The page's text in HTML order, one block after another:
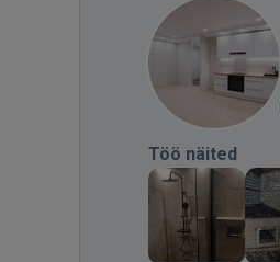
Töö näited